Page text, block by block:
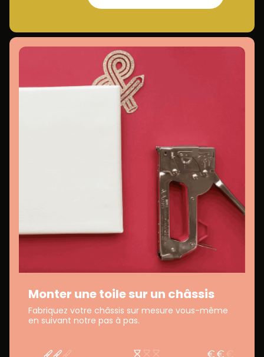
Monter une toile sur un châssis
Fabriquez votre châssis sur mesure vous-même
en suivant notre pas à pas.